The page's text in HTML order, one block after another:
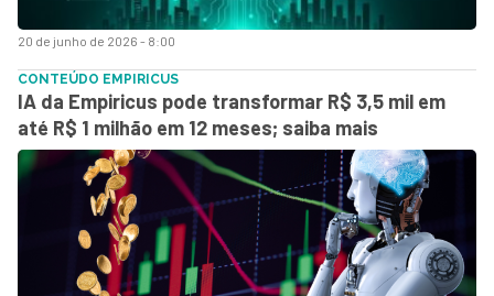
20 de junho de 2026 - 8:00
CONTEÚDO EMPIRICUS
IA da Empiricus pode transformar R$ 3,5 mil em
até R$ 1 milhão em 12 meses; saiba mais